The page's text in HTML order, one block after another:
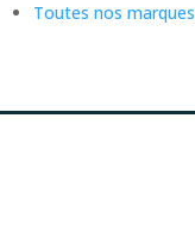
Toutes nos marques